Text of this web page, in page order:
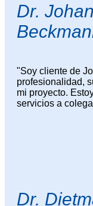
Dr.
"Soy cliente de
profesionalidad,
mi proyecto.
servicios a
Dr.